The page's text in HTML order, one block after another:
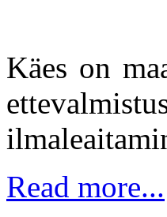
Käes on
Read more...